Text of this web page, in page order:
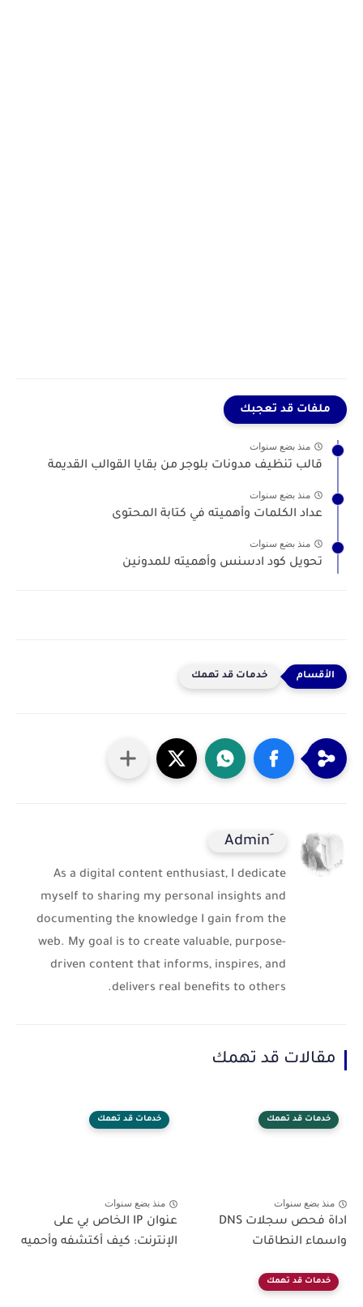
ملفات قد تعجبك
منذ بضع سنوات
قالب تنظيف مدونات بلوجر من بقايا القوالب القديمة
منذ بضع سنوات
عداد الكلمات وأهميته في كتابة المحتوى
منذ بضع سنوات
تحويل كود ادسنس وأهميته للمدونين
خدمات قد تهمك
As a digital content enthusiast, I dedicate
myself to sharing my personal insights and
documenting the knowledge I gain from the
web. My goal is to create valuable, purpose-
driven content that informs, inspires, and
delivers real benefits to others.
مقالات قد تهمك
خدمات قد تهمك
منذ بضع سنوات
اداة فحص سجلات DNS
واسماء النطاقات
خدمات قد تهمك
منذ بضع سنوات
عنوان IP الخاص بي على
الإنترنت: كيف أكتشفه وأحميه
خدمات قد تهمك